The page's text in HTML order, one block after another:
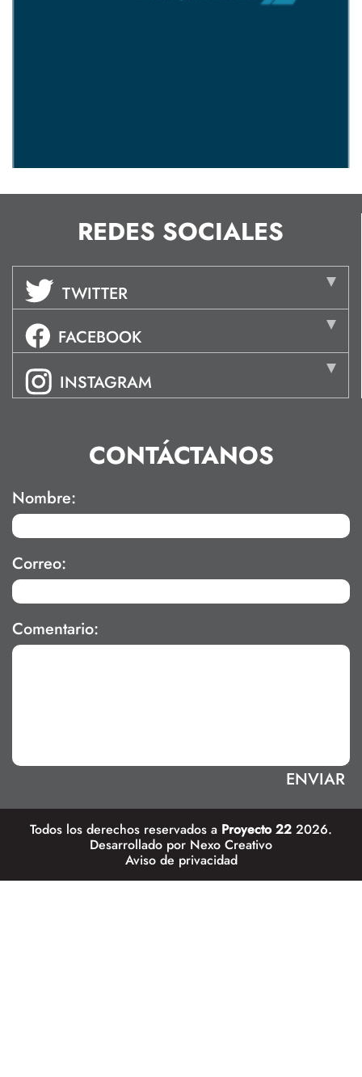
REDES SOCIALES
TWITTER
FACEBOOK
INSTAGRAM
CONTÁCTANOS
Nombre:
Correo:
Comentario:
Todos los derechos reservados a Proyecto 22 2026.
Desarrollado por Nexo Creativo
Aviso de privacidad